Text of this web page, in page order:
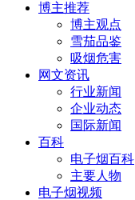
博主推荐
博主观点
雪茄品鉴
吸烟危害
网文资讯
行业新闻
企业动态
国际新闻
百科
电子烟百科
主要人物
电子烟视频